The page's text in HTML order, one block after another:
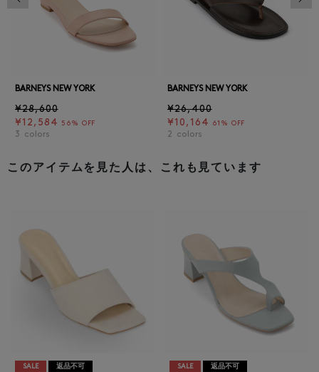
BARNEYS NEW YORK
¥28,600
¥12,584
56% OFF
3 colors
BARNEYS NEW YORK
¥26,400
¥10,164
61% OFF
2 colors
このアイテムを見た人は、これも見ています
SALE 返品不可 SALE 返品不可